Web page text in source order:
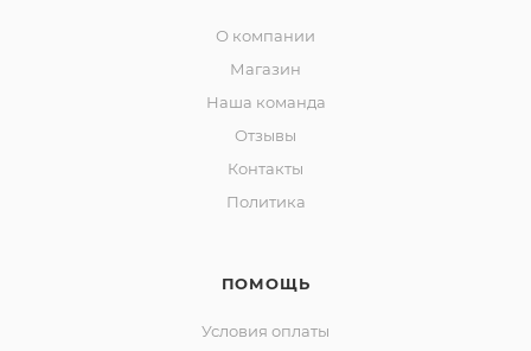
О компании
Магазин
Наша команда
Отзывы
Контакты
Политика
ПОМОЩЬ
Условия оплаты